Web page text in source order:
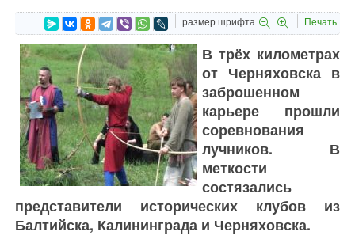
размер шрифта Печать
В трёх километрах
от Черняховска в
заброшенном
карьере прошли
соревнования
лучников. В
меткости
состязались
представители исторических клубов из
Балтийска, Калининграда и Черняховска.